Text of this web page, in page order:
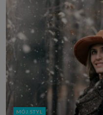
MÓJ STYL